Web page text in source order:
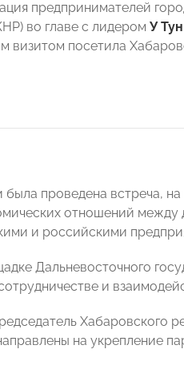
предпринимателей
во главе с лидером У
визитом посетила
была проведена встреча,
отношений между
и российскими
Дальневосточного
и
на укрепление